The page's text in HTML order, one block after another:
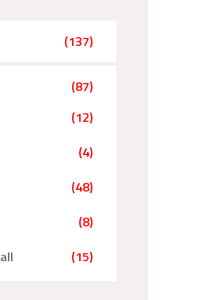
(137)
(87)
(12)
(4)
(48)
(8)
(15)